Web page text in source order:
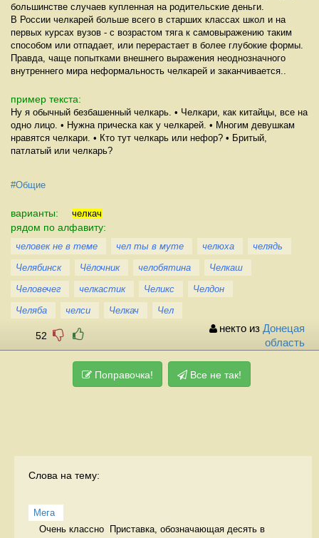
большинстве случаев купленная на родительские деньги.
В России челкарей больше всего в старших классах школ и на
первых курсах вузов - с возрастом тяга к самовыражению таким
способом или отпадает, или перерастает в более глубокие формы.
Правда, чаще попытками внешнего выражения неоднозначного
внутреннего мира неформальность челкарей и заканчивается..
пример текста:
Ну я обычный безбашенный челкарь. • Челкари, как китайцы, все на
одно лицо. • Нужна прическа как у челкарей. • Многим девушкам
нравятся челкари. • Кто тут челкарь или нефор? • Бритый,
патлатый или челкарь?
#Общие
варианты: челкач
рядом по алфавиту:
человек не в теме чел ты в муте челюха
челядь
Челябинск
Чёлочник челобятина
Челкаш
Человечег
челкастик Челикс
Челдон
Челяба
челси Челкач Чел
52
некто из Донецая
область
Поправочка! Все не так!
Слова на тему:
Мега
Очень классно  Приставка, обозначающая десять в